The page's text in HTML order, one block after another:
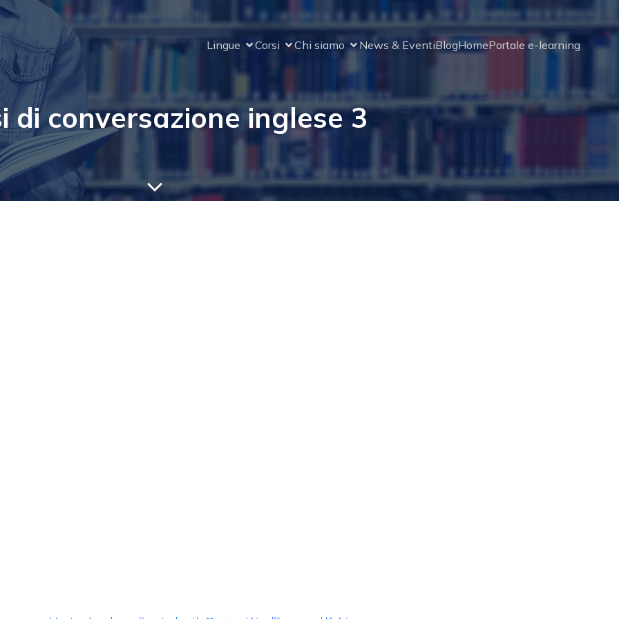
Lingue Corsi Chi siamo News & EventiBlogHomePortale e-learning
di conversazione inglese 3